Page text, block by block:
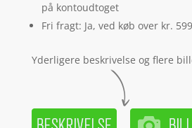
på kontoudtoget
Fri fragt: Ja, ved køb over kr. 599
Yderligere beskrivelse og flere